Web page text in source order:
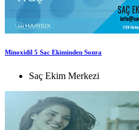
Minoxidil 5 Sac Ekiminden Sonra
Saç Ekim Merkezi